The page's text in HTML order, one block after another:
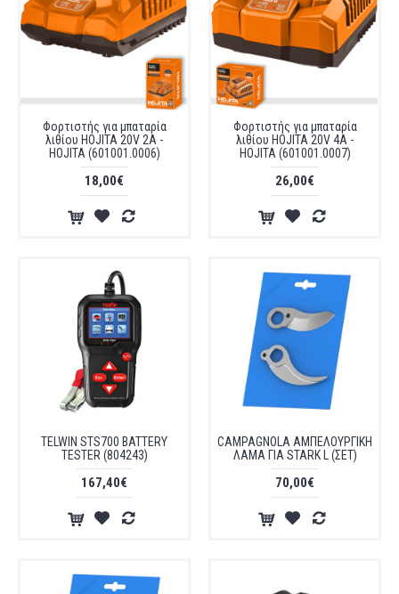
Φορτιστής για μπαταρία
λιθίου HOJITA 20V 2A -
HOJITA (601001.0006)
18,00€
Φορτιστής για μπαταρία
λιθίου HOJITA 20V 4A -
HOJITA (601001.0007)
26,00€
TELWIN STS700 BATTERY
TESTER (804243)
167,40€
CAMPAGNOLA ΑΜΠΕΛΟΥΡΓΙΚΗ
ΛΑΜΑ ΓΙΑ STARK L (ΣΕΤ)
70,00€